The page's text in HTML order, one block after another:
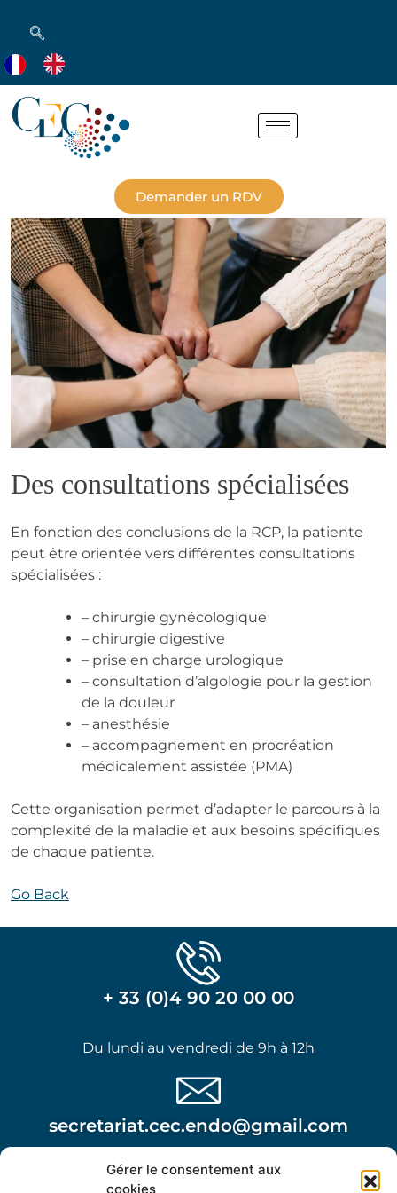
Gérer le consentement aux
cookies
Demander un RDV
Des consultations spécialisées
En fonction des conclusions de la RCP, la patiente
peut être orientée vers différentes consultations
spécialisées :
– chirurgie gynécologique
– chirurgie digestive
– prise en charge urologique
– consultation d’algologie pour la gestion
de la douleur
– anesthésie
– accompagnement en procréation
médicalement assistée (PMA)
Cette organisation permet d’adapter le parcours à la
complexité de la maladie et aux besoins spécifiques
de chaque patiente.
Go Back
+ 33 (0)4 90 20 00 00
Du lundi au vendredi de 9h à 12h
secretariat.cec.endo@gmail.com
Attention, cette adresse n’est pas à utiliser dans le